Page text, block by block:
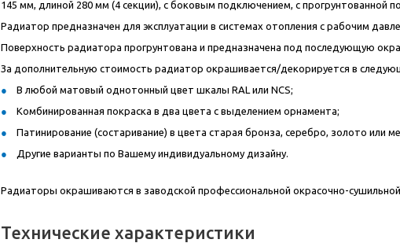
145 мм, длиной 280 мм (4 секции), с боковым подключением, с прогрунтованной
Радиатор предназначен для эксплуатации в системах отопления с рабочим
Поверхность радиатора прогрунтована и предназначена под последующую
За дополнительную стоимость радиатор окрашивается/декорируется в
В любой матовый однотонный цвет шкалы RAL или NCS;
Комбинированная покраска в два цвета с выделением орнамента;
Патинирование (состаривание) в цвета старая бронза, серебро, золото или
Другие варианты по Вашему индивидуальному дизайну.
Радиаторы окрашиваются в заводской профессиональной окрасочно-
Технические характеристики